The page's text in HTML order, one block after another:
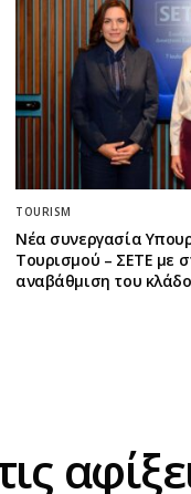
TOURISM
Νέα συνεργασία
Τουρισμού – ΣΕΤΕ με
αναβάθμιση του